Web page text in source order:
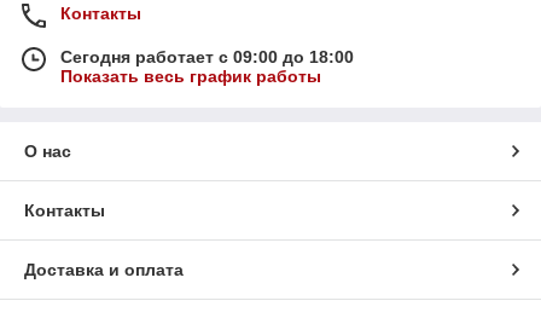
Контакты
Сегодня работает с 09:00 до 18:00
Показать весь график работы
О нас
Контакты
Доставка и оплата